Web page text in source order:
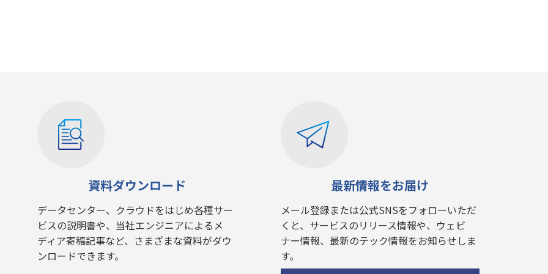
資料ダウンロード
データセンター、クラウドをはじめ各種サー
ビスの説明書や、当社エンジニアによるメ
ディア寄稿記事など、さまざまな資料がダウ
ンロードできます。
最新情報をお届け
メール登録または公式SNSをフォローいただ
くと、サービスのリリース情報や、ウェビ
ナー情報、最新のテック情報をお知らせしま
す。